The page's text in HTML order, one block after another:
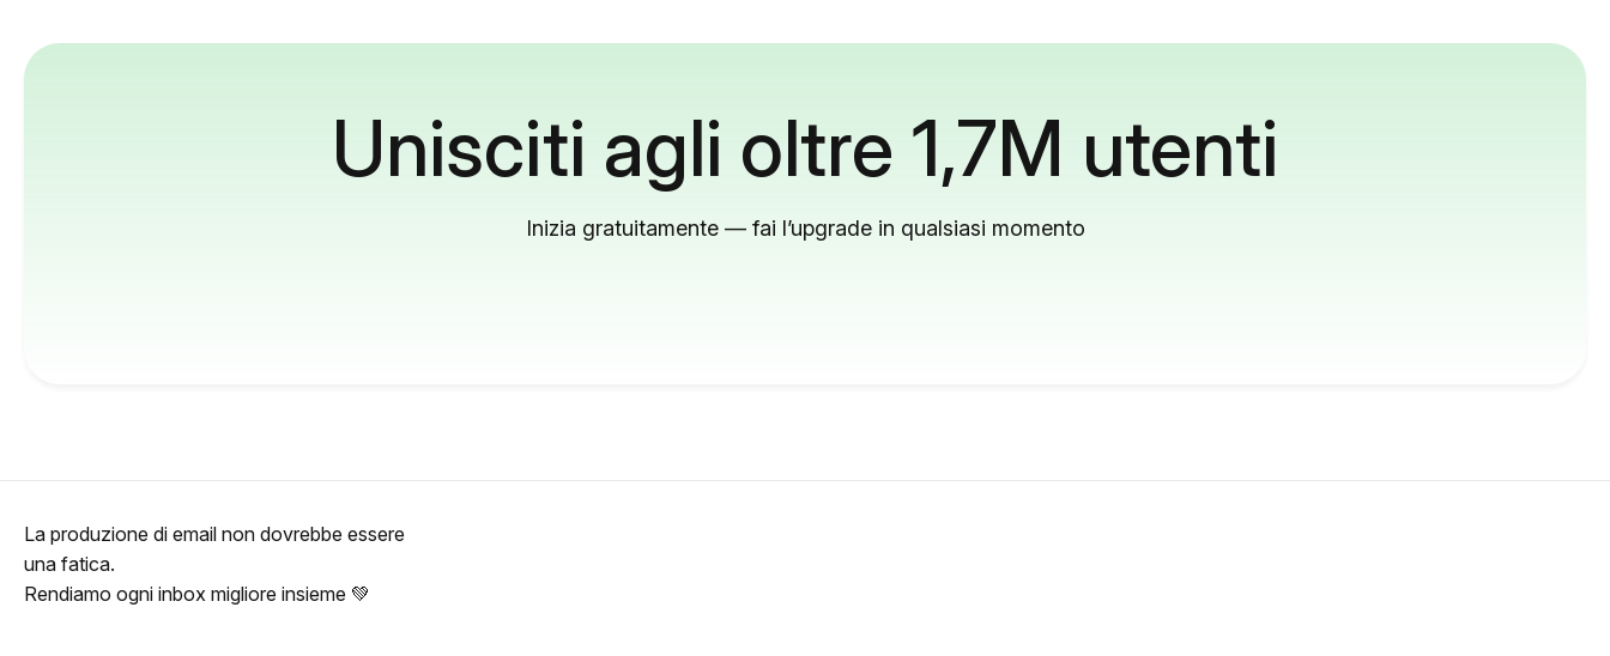
Unisciti agli oltre 1,7M utenti
Inizia gratuitamente — fai l’upgrade in qualsiasi momento
La produzione di email non dovrebbe essere
una fatica.
Rendiamo ogni inbox migliore insieme 💚